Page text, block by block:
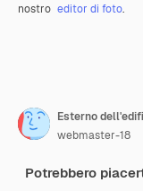
nostro editor di foto.
Esterno
webmaster-18
Potrebbero